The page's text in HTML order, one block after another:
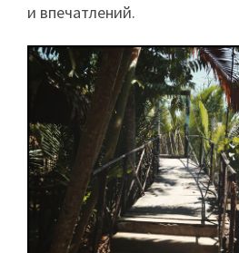
и впечатлений.